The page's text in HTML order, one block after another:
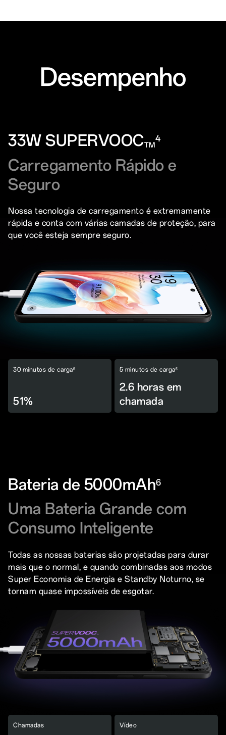
Desempenho
33W SUPERVOOCTM
4
Carregamento Rápido e
Seguro
Nossa tecnologia de carregamento é extremamente
rápida e conta com várias camadas de proteção, para
que você esteja sempre seguro.
30 minutos de carga5
51%
5 minutos de carga5
2.6 horas em
chamada
Bateria de 5000mAh6
Uma Bateria Grande com
Consumo Inteligente
Todas as nossas baterias são projetadas para durar
mais que o normal, e quando combinadas aos modos
Super Economia de Energia e Standby Noturno, se
tornam quase impossíveis de esgotar.
Chamadas Vídeo